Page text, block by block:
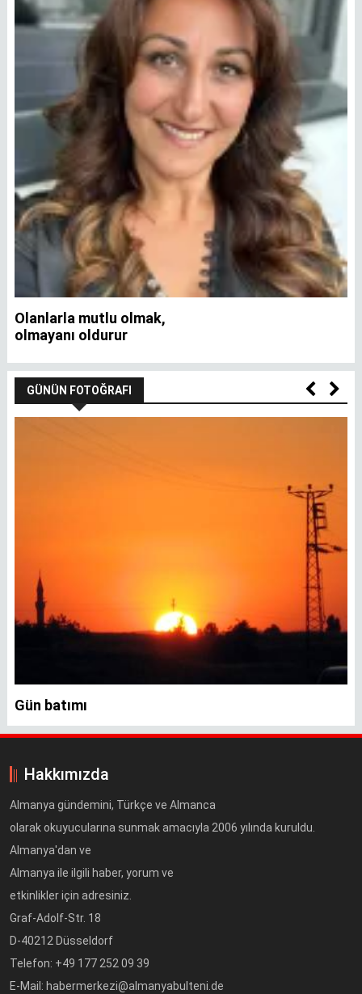
Olanlarla mutlu olmak,
olmayanı oldurur
GÜNÜN FOTOĞRAFI
Gün batımı
Hakkımızda
Almanya gündemini, Türkçe ve Almanca
olarak okuyucularına sunmak amacıyla 2006 yılında kuruldu.
Almanya'dan ve
Almanya ile ilgili haber, yorum ve
etkinlikler için adresiniz.
Graf-Adolf-Str. 18
D-40212 Düsseldorf
Telefon: +49 177 252 09 39
E-Mail: habermerkezi@almanyabulteni.de